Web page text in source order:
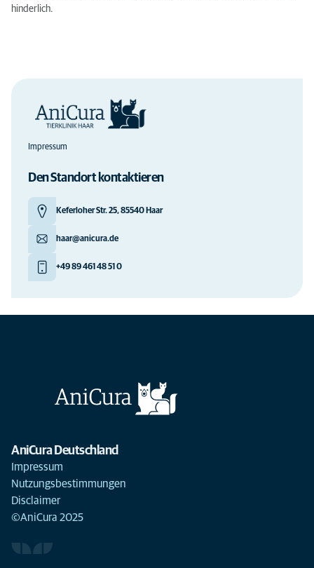
hinderlich.
Impressum
Den Standort kontaktieren
Keferloher Str. 25, 85540 Haar
haar@anicura.de
+49 89 461 48 51 0
AniCura Deutschland
Impressum
Nutzungsbestimmungen
Disclaimer
©AniCura 2025